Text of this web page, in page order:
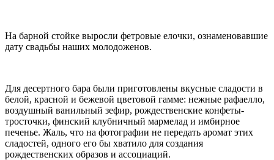
На барной стойке выросли фетровые елочки, ознаменовавшие
дату свадьбы наших молодоженов.
Для десертного бара были приготовлены вкусные сладости в
белой, красной и бежевой цветовой гамме: нежные рафаелло,
воздушный ванильный зефир, рождественские конфеты-
тросточки, финский клубничный мармелад и имбирное
печенье. Жаль, что на фотографии не передать аромат этих
сладостей, одного его бы хватило для создания
рождественских образов и ассоциаций.